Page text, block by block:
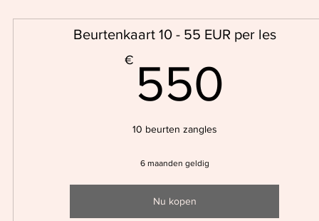
Beurtenkaart 10 - 55 EUR per les
€ 550
10 beurten zangles
6 maanden geldig
Nu kopen